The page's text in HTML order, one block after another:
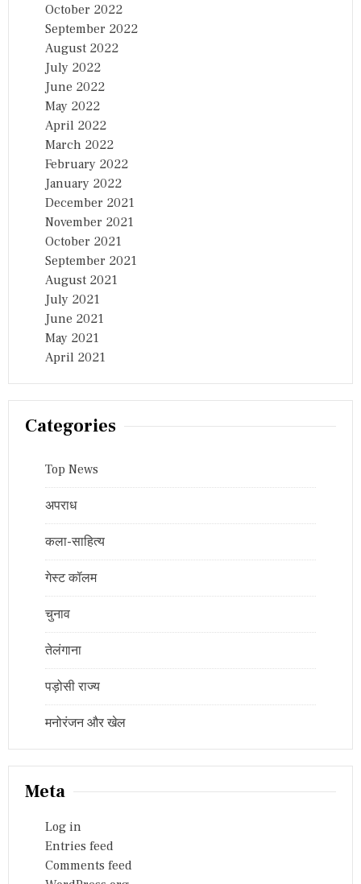
October 2022
September 2022
August 2022
July 2022
June 2022
May 2022
April 2022
March 2022
February 2022
January 2022
December 2021
November 2021
October 2021
September 2021
August 2021
July 2021
June 2021
May 2021
April 2021
Categories
Top News
अपराध
कला-साहित्य
गेस्ट कॉलम
चुनाव
तेलंगाना
पड़ोसी राज्य
मनोरंजन और खेल
Meta
Log in
Entries feed
Comments feed